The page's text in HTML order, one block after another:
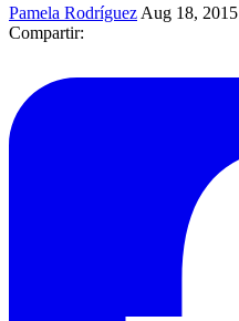
Pamela Rodríguez Aug 18, 2015
Compartir: